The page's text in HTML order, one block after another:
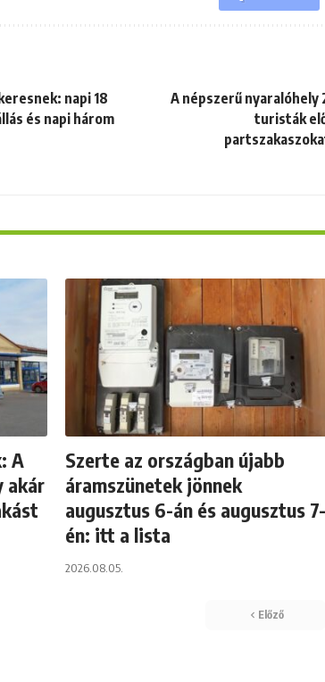
napi 18
és napi három
A népszerű nyaralóhely
turisták
A
akár
Szerte az országban újabb
áramszünetek jönnek
augusztus 6-án és augusztus 7-
én: itt a lista
2026.08.05.
Előző